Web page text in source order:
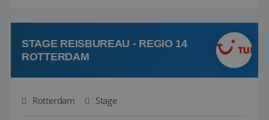
klanten te overtuigen om die droomreis te
boeken! ...
STAGE REISBUREAU - REGIO 14
ROTTERDAM
Rotterdam Stage